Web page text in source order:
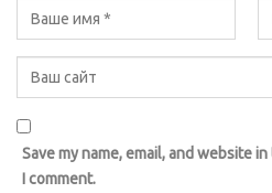
Save my name, email, and website
I comment.